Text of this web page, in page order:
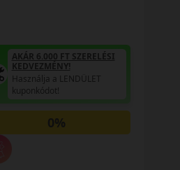
AKÁR 6.000 FT SZERELÉSI
KEDVEZMÉNY!
Használja a LENDÜLET
kuponkódot!
0%